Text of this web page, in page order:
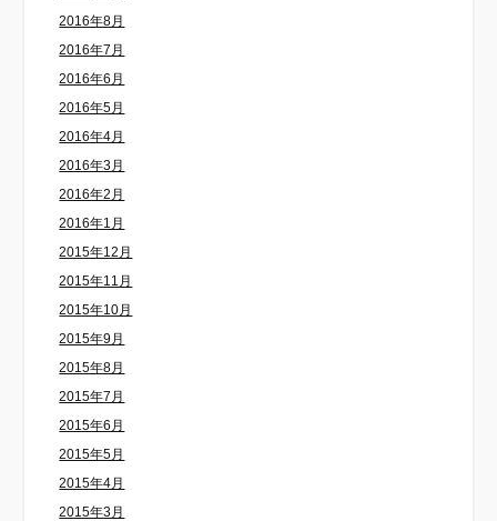
2016年8月
2016年7月
2016年6月
2016年5月
2016年4月
2016年3月
2016年2月
2016年1月
2015年12月
2015年11月
2015年10月
2015年9月
2015年8月
2015年7月
2015年6月
2015年5月
2015年4月
2015年3月